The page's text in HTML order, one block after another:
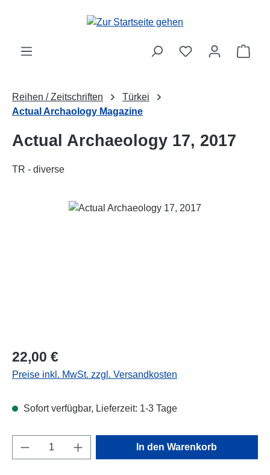
Zum Hauptinhalt springen
Reihen / Zeitschriften
Türkei
Actual Archaology Magazine
Actual Archaeology 17, 2017
TR - diverse
Bildergalerie überspringen
Regulärer Preis:
22,00 €
Preise inkl. MwSt. zzgl. Versandkosten
Sofort verfügbar, Lieferzeit: 1-3 Tage
Produkt Anzahl: Gib den gewünschten
In den Warenkorb